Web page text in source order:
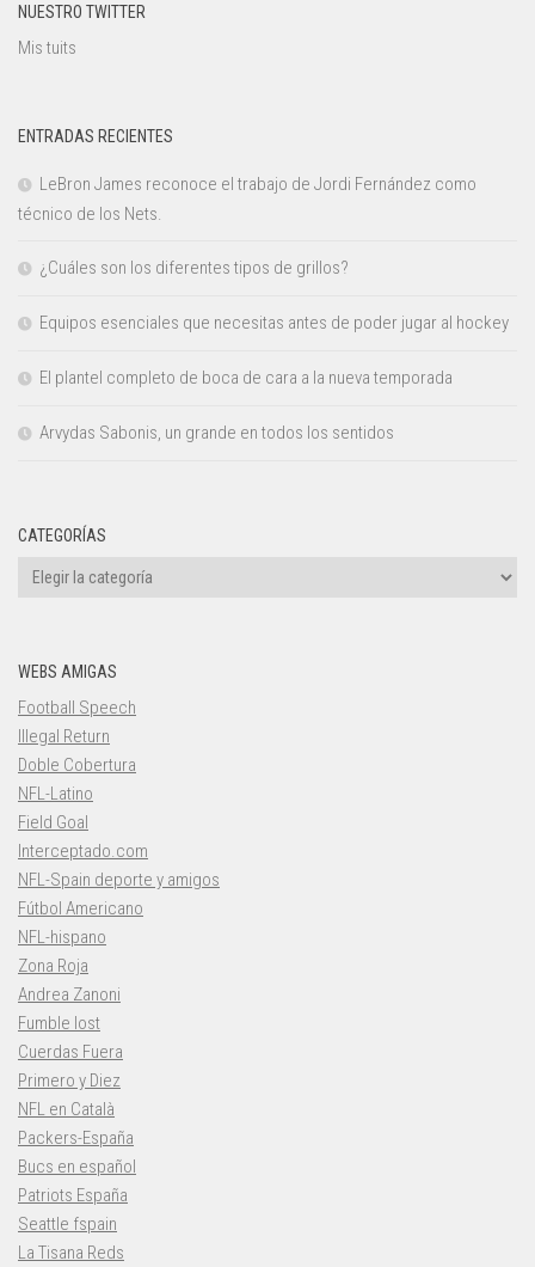
NUESTRO TWITTER
Mis tuits
ENTRADAS RECIENTES
LeBron James reconoce el trabajo de Jordi Fernández como
técnico de los Nets.
¿Cuáles son los diferentes tipos de grillos?
Equipos esenciales que necesitas antes de poder jugar al hockey
El plantel completo de boca de cara a la nueva temporada
Arvydas Sabonis, un grande en todos los sentidos
CATEGORÍAS
Categorías
WEBS AMIGAS
Football Speech
Illegal Return
Doble Cobertura
NFL-Latino
Field Goal
Interceptado.com
NFL-Spain deporte y amigos
Fútbol Americano
NFL-hispano
Zona Roja
Andrea Zanoni
Fumble lost
Cuerdas Fuera
Primero y Diez
NFL en Català
Packers-España
Bucs en español
Patriots España
Seattle fspain
La Tisana Reds